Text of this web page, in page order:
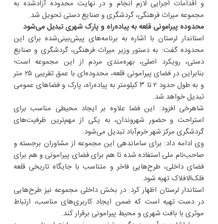
و اقدامات اجرایی لازم انجام و در نهایت محدوده آزادشده به
مجموعه میراث فرهنگی، گردشگری و صنایع دستی تحویل شد.
محدوده پیرامونی قلعه به پیاده‌راه و پارک شهری تبدیل می‌شود
استاندار لرستان با اشاره به برنامه‌های پیش‌بینی‌شده برای این
محدوده گفت: به دستور وزیر میراث فرهنگی، گردشگری و صنایع
دستی، رویکرد اصلی، بهره‌مندی مردم از این مجموعه است؛
بنابراین در فضای پیرامونی قلعه، محدوده‌ای با عمق تقریبی ۲۵ متر
و به طول حدود ۲ تا ۳ کیلومتر به پیاده‌راه، پارک و فضاهای عمومی
تبدیل خواهد شد.
شاهرخی افزود: این فضا علاوه بر ایجاد محیطی مناسب برای
استراحت و حضور شهروندان، به یکی از مهم‌ترین ظرفیت‌های
گردشگری مرکز شهر خرم‌آباد تبدیل می‌شود.
وی ادامه داد: برای ساماندهی این مجموعه از مشاوران برجسته و
صاحب‌نام ملی استفاده شده تا هم برای فضای پیرامونی و هم برای
فضای داخلی، طرح‌هایی فاخر و متناسب با جایگاه تاریخی قلعه
فلک‌الافلاک تهیه شود.
استاندار لرستان اظهار کرد: در بخش داخلی مجموعه نیز طرح‌هایی
در دست تهیه است که ضمن ایجاد کاربری‌های مناسب، ارتباط
موثری با بافت شهری و محیط پیرامونی برقرار کند.